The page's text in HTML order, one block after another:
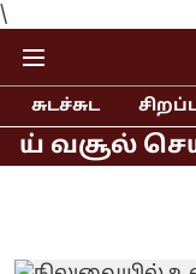
\
சுடச்சுட
வசூல்